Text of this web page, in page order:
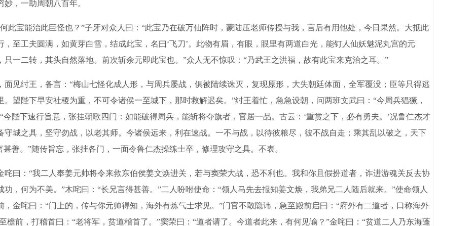
，一助周朝八百年。
宝能治此巨怪也？”子牙对众人曰：“此宝乃在破万仙阵时，蒙陆压老师传授与我，言后有用他处，今日果然。大抵此
至工夫圆满，如黄芽白雪，结成此宝，名曰‘飞刀’。此物有眉，有眼，眼里有两道白光，能钉人仙妖魅泥丸宫的元
一二转，其头自然落地。前次斩余元即此宝也。”众人无不惊叹：“乃武王之洪福，故有此宝来克治之耳。”
纣王，备言：“梅山七怪化成人形，与周兵屡战，俱被陆续诛灭，复现原形，大失朝廷体面，全军覆没；臣等只得逃
望陛下早安社稷为重，不可令诸侯一至城下，那时救解迟矣。”纣王着忙，急急设朝，问两班文武曰：“今周兵猖獗，
陛下速行旨意，张挂朝歌四门：如能破得周兵，能斩将夺旗者，官居一品。古云：‘重赏之下，必有勇夫。’况鲁仁杰才
城之具，坚守勿战，以老其师。今诸侯远来，利在速战。一不与战，以待彼粮尽，彼不战自走；乘其乱以破之，天下
善。”随传旨忘，张挂各门，一面令鲁仁杰操练士卒，修理攻守之具。不表。
：“我二人奉姜元帅将令来救东伯侯姜文焕进关，若与窦荣大战，恐不利也。我和你且假扮道者，诈进游魂关反去协
，何为不美。”木咤曰：“长兄言得甚善。”二人吩咐使命：“领人马先去报知姜文焕，我弟兄二人随后就来。”使命领人
金咤曰：“门上的，传与你元帅得知，海外有炼气士求见。”门官不敢隐讳，急至殿前启曰：“府外有二道者，口称海外
檐前，打稽首曰：“老将军，贫道稽首了。”窦荣曰：“道者请了。今道者此来，有何见谕？”金咤曰：“贫道二人乃东海蓬